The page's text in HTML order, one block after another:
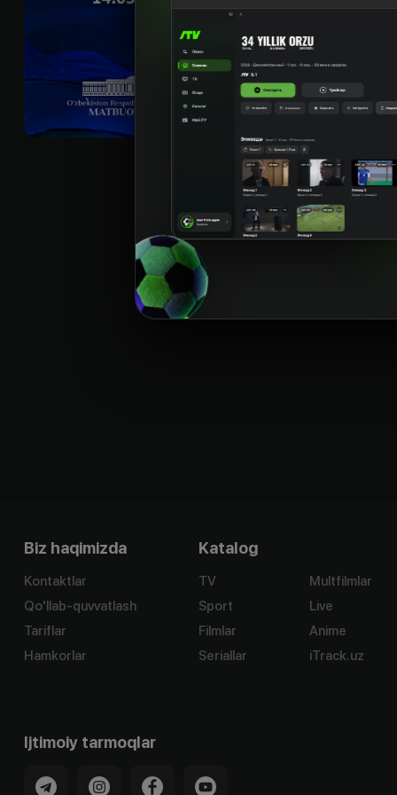
Biz haqimizda
Kontaktlar
Qo'llab-quvvatlash
Tariflar
Hamkorlar
Katalog
TV
Sport
Filmlar
Seriallar
Multfilmlar
Live
Anime
iTrack.uz
Ijtimoiy tarmoqlar